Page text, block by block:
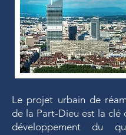
Le projet urbain de
de la Part-Dieu est la clé
développement du